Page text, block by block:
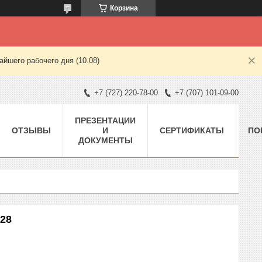
Корзина
рабочего дня (10.08)
+7 (727) 220-78-00 +7 (707) 101-09-00
ОТЗЫВЫ
ПРЕЗЕНТАЦИИ
И
ДОКУМЕНТЫ
СЕРТИФИКАТЫ